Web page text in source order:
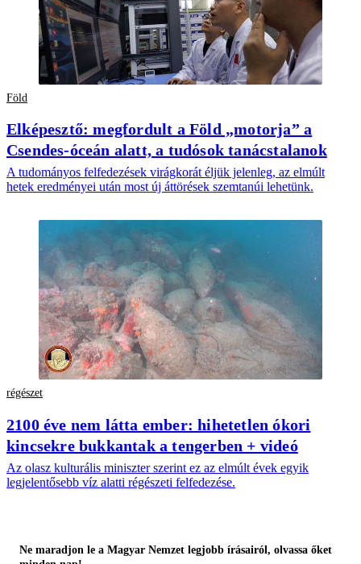
Föld
Elképesztő: megfordult a Föld „motorja” a
Csendes-óceán alatt, a tudósok tanácstalanok
A tudományos felfedezések virágkorát éljük jelenleg, az elmúlt
hetek eredményei után most új áttörések szemtanúi lehetünk.
régészet
2100 éve nem látta ember: hihetetlen ókori
kincsekre bukkantak a tengerben + videó
Az olasz kulturális miniszter szerint ez az elmúlt évek egyik
legjelentősebb víz alatti régészeti felfedezése.
Ne maradjon le a Magyar Nemzet legjobb írásairól, olvassa őket